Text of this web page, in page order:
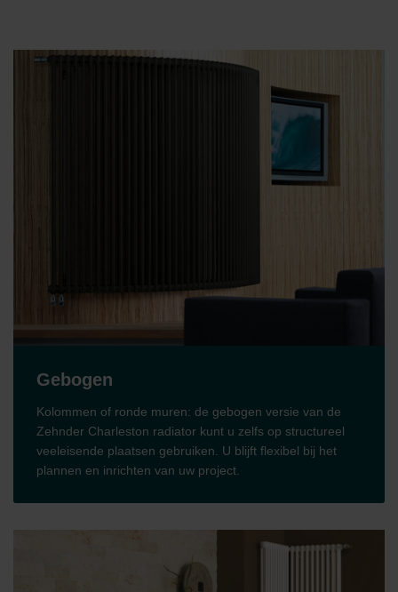
Gebogen
Kolommen of ronde muren: de gebogen versie van de
Zehnder Charleston radiator kunt u zelfs op structureel
veeleisende plaatsen gebruiken. U blijft flexibel bij het
plannen en inrichten van uw project.